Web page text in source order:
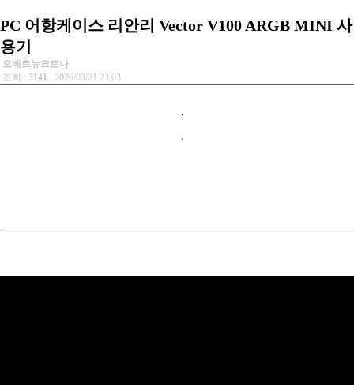
PC 어항케이스 리안리 Vector V100 ARGB MINI 사
용기
오베르뉴크로나
조회 : 3141 , 2026/03/21 23:03